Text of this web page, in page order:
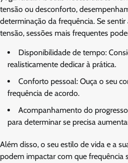
tensão ou desconforto,
determinação da frequência. Se
tensão, sessões mais frequentes
Disponibilidade de tempo:
realisticamente dedicar à prática.
Conforto pessoal: Ouça o seu
frequência de acordo.
Acompanhamento do
para determinar se precisa
Além disso, o seu estilo de vida e a
podem impactar com que frequência